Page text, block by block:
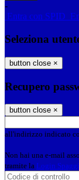
-
Entra con SPID
Seleziona
button close ×
Recupero
button close ×
all'indirizzo indicato
Non hai una e-mail
tramite la Login